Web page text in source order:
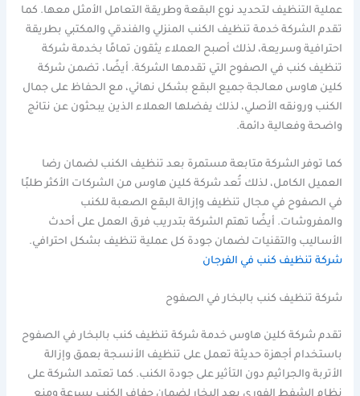
عملية التنظيف لتحديد نوع البقعة وطريقة التعامل الأمثل معها. كما
تقدم الشركة خدمة تنظيف الكنب المنزلي والفندقي والمكتبي بطريقة
احترافية وسريعة، لذلك أصبح العملاء يثقون تمامًا بخدمة شركة
تنظيف كنب في الصفوح التي تقدمها الشركة. أيضًا، تضمن شركة
كلين هاوس معالجة جميع البقع بشكل نهائي، مع الحفاظ على جمال
الكنب ورونقه الأصلي، لذلك يفضلها العملاء الذين يبحثون عن نتائج
واضحة وفعالية دائمة.
كما توفر الشركة متابعة مستمرة بعد تنظيف الكنب لضمان رضا
العميل الكامل، لذلك تُعد شركة كلين هاوس من الشركات الأكثر طلبًا
في الصفوح في مجال تنظيف وإزالة البقع الصعبة للكنب
والمفروشات. أيضًا تهتم الشركة بتدريب فرق العمل على أحدث
الأساليب والتقنيات لضمان جودة كل عملية تنظيف بشكل احترافي.
شركة تنظيف كنب في الفرجان
شركة تنظيف كنب بالبخار في الصفوح
تقدم شركة كلين هاوس خدمة شركة تنظيف كنب بالبخار في الصفوح
باستخدام أجهزة حديثة تعمل على تنظيف الأنسجة بعمق وإزالة
الأتربة والجراثيم دون التأثير على جودة الكنب. كما تعتمد الشركة على